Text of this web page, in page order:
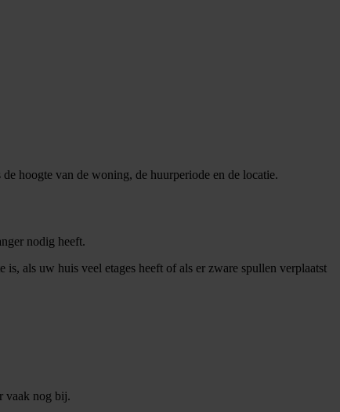
hoogte van de woning, de huurperiode en de locatie.
nodig heeft.
als uw huis veel etages heeft of als er zware spullen verplaatst
vaak nog bij.